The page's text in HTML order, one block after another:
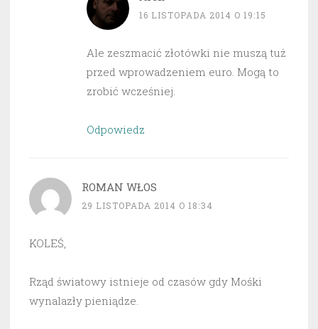
16 LISTOPADA 2014 O 19:15
Ale zeszmacić złotówki nie muszą tuż
przed wprowadzeniem euro. Mogą to
zrobić wcześniej.
Odpowiedz
ROMAN WŁOS
29 LISTOPADA 2014 O 18:34
KOLEŚ,
Rząd światowy istnieje od czasów gdy Mośki
wynalazły pieniądze.